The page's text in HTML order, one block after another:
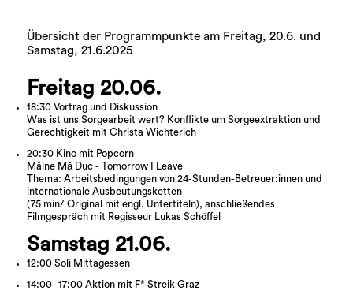
Übersicht der Programmpunkte am Freitag, 20.6. und
Samstag, 21.6.2025
Freitag 20.06.
18:30 Vortrag und Diskussion
Was ist uns Sorgearbeit wert? Konflikte um Sorgeextraktion und
Gerechtigkeit mit Christa Wichterich
20:30 Kino mit Popcorn
Mâine Mă Duc - Tomorrow I Leave
Thema: Arbeitsbedingungen von 24-Stunden-Betreuer:innen und
internationale Ausbeutungsketten
(75 min/ Original mit engl. Untertiteln), anschließendes
Filmgespräch mit Regisseur Lukas Schöffel
Samstag 21.06.
12:00 Soli Mittagessen
14:00 -17:00 Aktion mit F* Streik Graz